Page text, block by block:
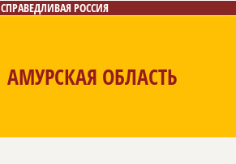
СПРАВЕДЛИВАЯ РОССИЯ
АМУРСКАЯ ОБЛАСТЬ